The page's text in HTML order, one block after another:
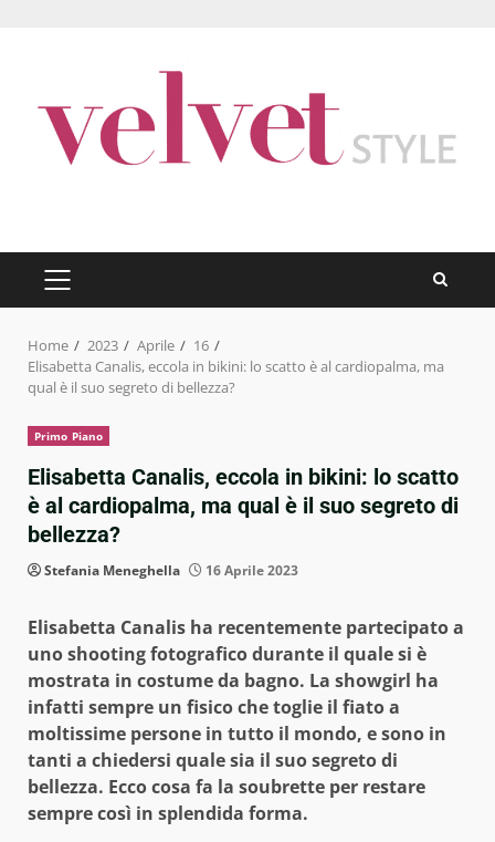
PRIMARY
MENU
Home 2023 Aprile
16
Elisabetta Canalis, eccola in bikini: lo scatto è al cardiopalma, ma
qual è il suo segreto di bellezza?
Primo Piano
Elisabetta Canalis, eccola in bikini: lo scatto
è al cardiopalma, ma qual è il suo segreto di
bellezza?
Stefania Meneghella 16 Aprile 2023
Elisabetta Canalis ha recentemente partecipato a
uno shooting fotografico durante il quale si è
mostrata in costume da bagno. La showgirl ha
infatti sempre un fisico che toglie il fiato a
moltissime persone in tutto il mondo, e sono in
tanti a chiedersi quale sia il suo segreto di
bellezza. Ecco cosa fa la soubrette per restare
sempre così in splendida forma.